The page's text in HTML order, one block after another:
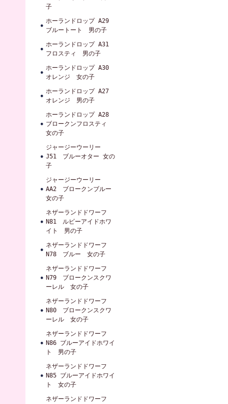
子
ホーランドロップ A29
ブルートート 男の子
ホーランドロップ A31
フロスティ 男の子
ホーランドロップ A30
オレンジ 女の子
ホーランドロップ A27
オレンジ 男の子
ホーランドロップ A28
ブロークンフロスティ
女の子
ジャージーウーリー
J51 ブルーオター 女の
子
ジャージーウーリー
AA2 ブロークンブルー
女の子
ネザーランドドワーフ
N81 ルビーアイドホワ
イト 男の子
ネザーランドドワーフ
N78 ブルー 女の子
ネザーランドドワーフ
N79 ブロークンスクワ
ーレル 女の子
ネザーランドドワーフ
N80 ブロークンスクワ
ーレル 女の子
ネザーランドドワーフ
N86 ブルーアイドホワイ
ト 男の子
ネザーランドドワーフ
N85 ブルーアイドホワイ
ト 女の子
ネザーランドドワーフ